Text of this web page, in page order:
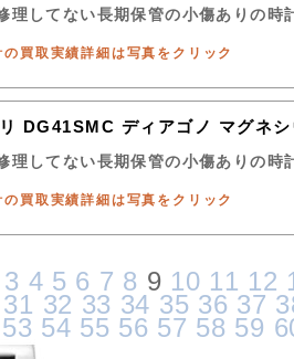
理してない長期保管の小傷ありの時
の買取実績詳細は写真をクリック
DG41SMC ディアゴノ マグネ
理してない長期保管の小傷ありの時
の買取実績詳細は写真をクリック
3 4 5 6 7 8 9 10 11 12
31 32 33 34 35 36 37
53 54 55 56 57 58 59